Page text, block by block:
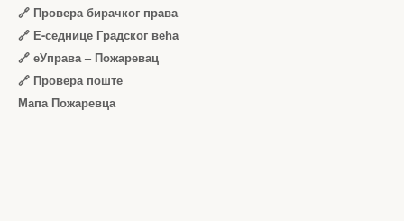
🔗 Провера бирачког права
🔗 Е-седнице Градског већа
🔗 еУправа – Пожаревац
🔗 Провера поште
Мапа Пожаревца